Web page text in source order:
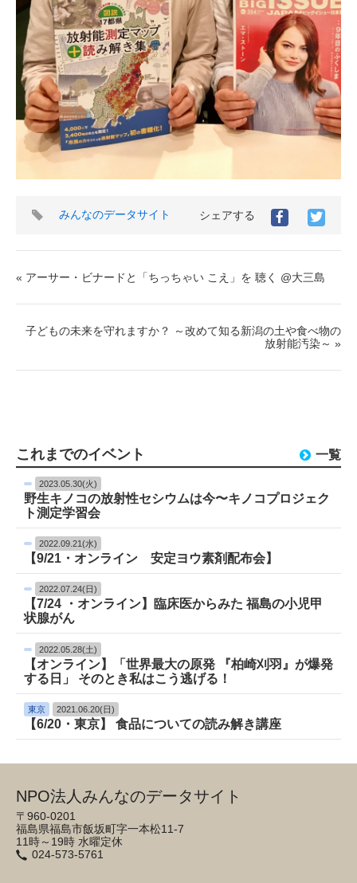
タ
みんなのデータサイト シェアする
« アーサー・ビナードと「ちっちゃい こえ」を 聴く @大三島
子どもの未来を守れますか？ ～改めて知る新潟の土や食べ物の
放射能汚染～ »
これまでのイベント 一覧
2023.05.30(火)
野生キノコの放射性セシウムは今〜キノコプロジェク
ト測定学習会
2022.09.21(水)
【9/21・オンライン 安定ヨウ素剤配布会】
2022.07.24(日)
【7/24 ・オンライン】臨床医からみた 福島の小児甲
状腺がん
2022.05.28(土)
【オンライン】「世界最大の原発 『柏崎刈羽』が爆発
する日」 そのとき私はこう逃げる！
東京 2021.06.20(日)
【6/20・東京】 食品についての読み解き講座
NPO法人みんなのデータサイト
〒960-0201
福島県福島市飯坂町字一本松11-7
11時～19時 水曜定休
024-573-5761